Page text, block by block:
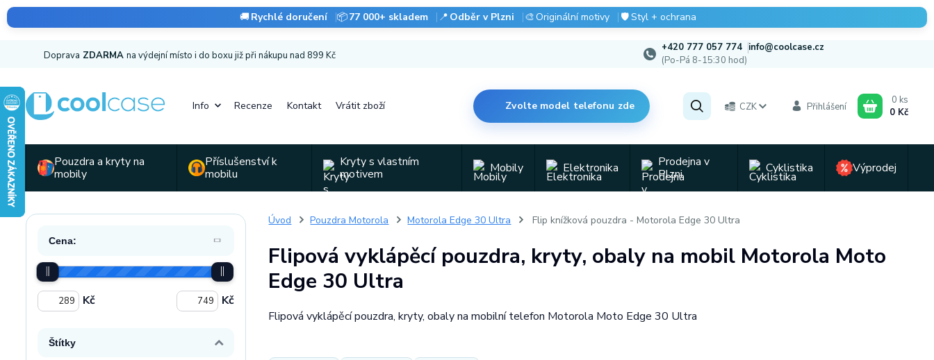
🚚Rychlé doručení 📦77 000+ skladem 📍 Odběr v Plzni 🎨Originální motivy 🛡️Styl + ochrana
Doprava ZDARMA na výdejní místo i do boxu již při nákupu nad 899 Kč
+420 777 057 774 info@coolcase.cz
(Po-Pá 8-15:30 hod)
Info Recenze Kontakt Vrátit zboží Zvolte model telefonu zde CZK Přihlášení
0 ks
0 Kč
Pouzdra a kryty na
mobily
Příslušenství k
mobilu
Kryty s vlastním
motivem
Mobily Elektronika
Prodejna v
Plzni
Cyklistika Výprodej
Cena:
Kč Kč
Štítky
Úvod Pouzdra Motorola Motorola Edge 30 Ultra Flip knížková pouzdra - Motorola Edge 30 Ultra
Flipová vyklápěcí pouzdra, kryty, obaly na mobil Motorola Moto
Edge 30 Ultra
Flipová vyklápěcí pouzdra, kryty, obaly na mobilní telefon Motorola Moto Edge 30 Ultra